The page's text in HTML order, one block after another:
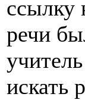
ссылку
речи
искать